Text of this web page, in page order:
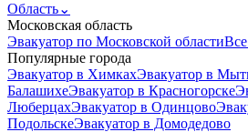
Область⌄
Московская область
Эвакуатор по Московской области
Популярные города
Эвакуатор в ХимкахЭвакуатор в
БалашихеЭвакуатор в Красногорске
ЛюберцахЭвакуатор в Одинцово
ПодольскеЭвакуатор в Домодедово